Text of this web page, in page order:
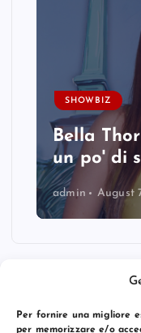
Per fornire una migliore
per memorizzare e/o
SHOWBIZ
Bella
un po' di
admin August